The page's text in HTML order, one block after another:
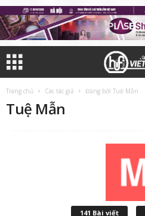
Trang chủ Các tác giả Đăng bởi Tuệ Mẫn
Tuệ Mẫn
141 Bài viết